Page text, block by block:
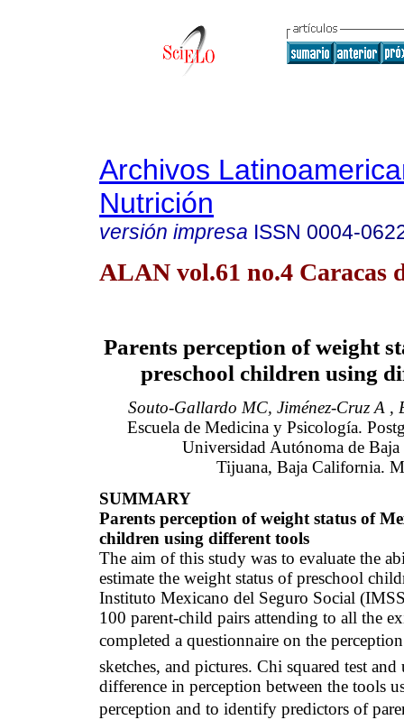
Archivos
Nutrición
versión impresa ISSN 0004-
ALAN vol.61 no.4 Caracas
Parents perception of weight
preschool children using
Souto-Gallardo MC, Jiménez-Cruz A ,
Escuela de Medicina y Psicología.
Universidad Autónoma de
Tijuana, Baja California.
SUMMARY
Parents perception of weight status of
children using different tools
The aim of this study was to evaluate the
estimate the weight status of preschool
Instituto Mexicano del Seguro Social (
100 parent-child pairs attending to all the
completed a questionnaire on the
sketches, and pictures. Chi squared test and
difference in perception between the tools
perception and to identify predictors of